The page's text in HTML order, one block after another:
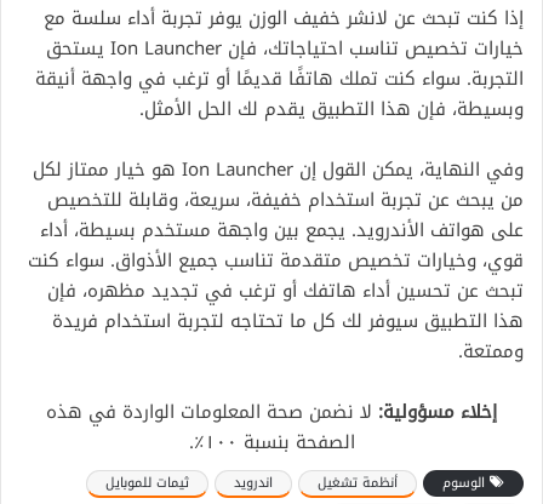
إذا كنت تبحث عن لانشر خفيف الوزن يوفر تجربة أداء سلسة مع
خيارات تخصيص تناسب احتياجاتك، فإن Ion Launcher يستحق
التجربة. سواء كنت تملك هاتفًا قديمًا أو ترغب في واجهة أنيقة
وبسيطة، فإن هذا التطبيق يقدم لك الحل الأمثل.
وفي النهاية، يمكن القول إن Ion Launcher هو خيار ممتاز لكل
من يبحث عن تجربة استخدام خفيفة، سريعة، وقابلة للتخصيص
على هواتف الأندرويد. يجمع بين واجهة مستخدم بسيطة، أداء
قوي، وخيارات تخصيص متقدمة تناسب جميع الأذواق. سواء كنت
تبحث عن تحسين أداء هاتفك أو ترغب في تجديد مظهره، فإن
هذا التطبيق سيوفر لك كل ما تحتاجه لتجربة استخدام فريدة
وممتعة.
إخلاء مسؤولية: لا نضمن صحة المعلومات الواردة في هذه
الصفحة بنسبة ١٠٠٪.
الوسوم أنظمة تشغيل اندرويد
ثيمات للموبايل